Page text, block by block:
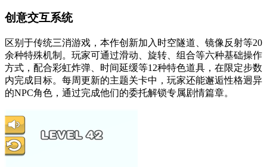
创意交互系统
区别于传统三消游戏，本作创新加入时空隧道、镜像反射等20
余种特殊机制。玩家可通过滑动、旋转、组合等六种基础操作
方式，配合彩虹炸弹、时间延缓等12种特色道具，在限定步数
内完成目标。每周更新的主题关卡中，玩家还能邂逅性格迥异
的NPC角色，通过完成他们的委托解锁专属剧情篇章。